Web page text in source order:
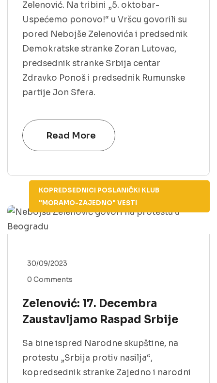
Zelenović. Na tribini „5. oktobar-
Uspećemo ponovo!“ u Vršcu govorili su
pored Nebojše Zelenovića i predsednik
Demokratske stranke Zoran Lutovac,
predsednik stranke Srbija centar
Zdravko Ponoš i predsednik Rumunske
partije Jon Sfera.
Read More
KOPREDSEDNICI POSLANIČKI KLUB
"MORAMO-ZAJEDNO" VESTI
30/09/2023
0 Comments
Zelenović: 17. Decembra
Zaustavljamo Raspad Srbije
Sa bine ispred Narodne skupštine, na
protestu „Srbija protiv nasilja“,
kopredsednik stranke Zajedno i narodni